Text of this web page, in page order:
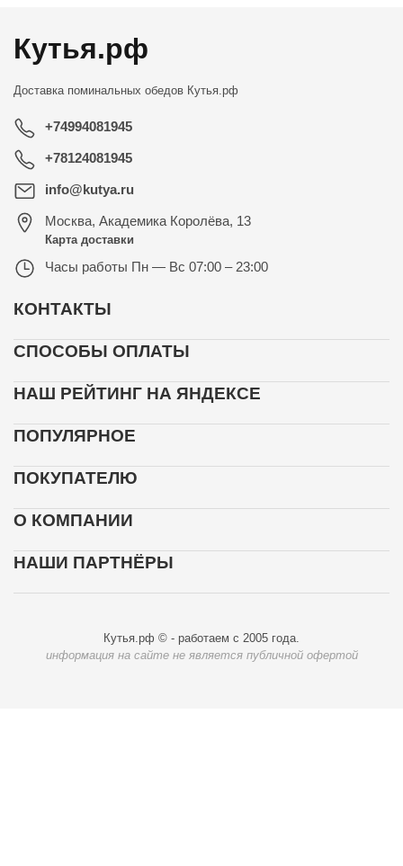
Кутья.рф
Доставка поминальных обедов Кутья.рф
+74994081945
+78124081945
info@kutya.ru
Москва, Академика Королёва, 13
Карта доставки
Часы работы Пн — Вс 07:00 – 23:00
КОНТАКТЫ
СПОСОБЫ ОПЛАТЫ
НАШ РЕЙТИНГ НА ЯНДЕКСЕ
ПОПУЛЯРНОЕ
ПОКУПАТЕЛЮ
О КОМПАНИИ
НАШИ ПАРТНЁРЫ
Кутья.рф © - работаем с 2005 года.
информация на сайте не является публичной офертой